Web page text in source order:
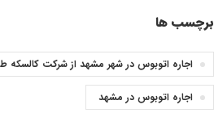
برچسب ها
اجاره اتوبوس در شهر مشهد از شرکت کالسکه
اجاره اتوبوس در مشهد